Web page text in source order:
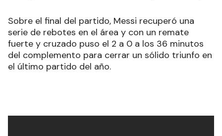
Sobre el final del partido, Messi recuperó una
serie de rebotes en el área y con un remate
fuerte y cruzado puso el 2 a 0 a los 36 minutos
del complemento para cerrar un sólido triunfo en
el último partido del año.